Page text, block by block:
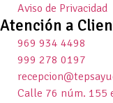
Aviso de Privacidad
Atención a
969 934 4498
999 278 0197
Calle 76 núm. 155